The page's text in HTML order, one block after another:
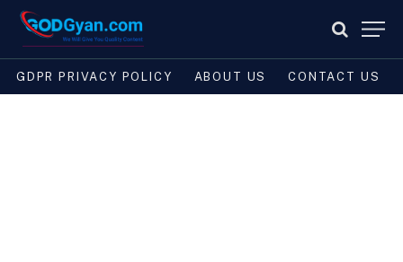
GDPR PRIVACY POLICY ABOUT US CONTACT US